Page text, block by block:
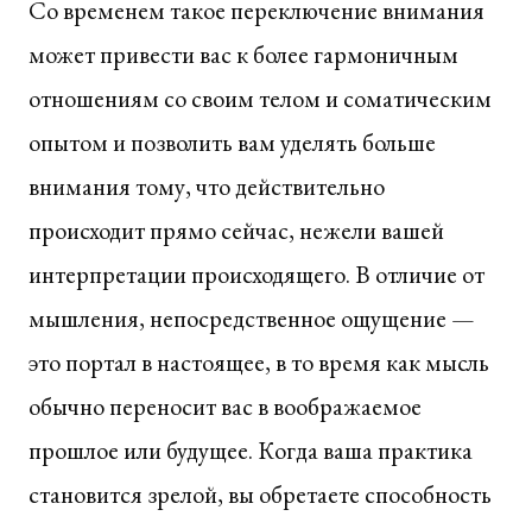
Со временем такое переключение внимания
может привести вас к более гармоничным
отношениям со своим телом и соматическим
опытом и позволить вам уделять больше
внимания тому, что действительно
происходит прямо сейчас, нежели вашей
интерпретации происходящего. В отличие от
мышления, непосредственное ощущение —
это портал в настоящее, в то время как мысль
обычно переносит вас в воображаемое
прошлое или будущее. Когда ваша практика
становится зрелой, вы обретаете способность